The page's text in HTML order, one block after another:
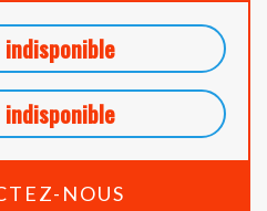
indisponible
indisponible
NOUS